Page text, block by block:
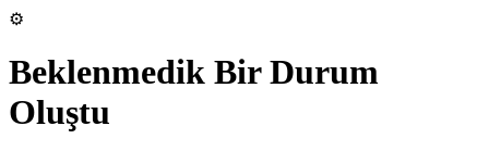
⚙️
Beklenmedik Bir Durum
Oluştu